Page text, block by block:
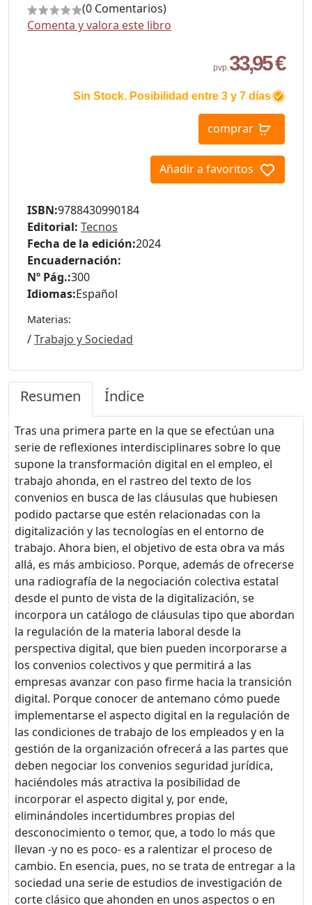
(0 Comentarios)
Comenta y valora este libro
pvp.33,95 €
Sin Stock. Posibilidad entre 3 y 7 días
comprar
Añadir a favoritos
ISBN:9788430990184
Editorial: Tecnos
Fecha de la edición:2024
Encuadernación:
Nº Pág.:300
Idiomas:Español
Materias:
/Trabajo y Sociedad
Resumen Índice
Tras una primera parte en la que se efectúan una
serie de reflexiones interdisciplinares sobre lo que
supone la transformación digital en el empleo, el
trabajo ahonda, en el rastreo del texto de los
convenios en busca de las cláusulas que hubiesen
podido pactarse que estén relacionadas con la
digitalización y las tecnologías en el entorno de
trabajo. Ahora bien, el objetivo de esta obra va más
allá, es más ambicioso. Porque, además de ofrecerse
una radiografía de la negociación colectiva estatal
desde el punto de vista de la digitalización, se
incorpora un catálogo de cláusulas tipo que abordan
la regulación de la materia laboral desde la
perspectiva digital, que bien pueden incorporarse a
los convenios colectivos y que permitirá a las
empresas avanzar con paso firme hacia la transición
digital. Porque conocer de antemano cómo puede
implementarse el aspecto digital en la regulación de
las condiciones de trabajo de los empleados y en la
gestión de la organización ofrecerá a las partes que
deben negociar los convenios seguridad jurídica,
haciéndoles más atractiva la posibilidad de
incorporar el aspecto digital y, por ende,
eliminándoles incertidumbres propias del
desconocimiento o temor, que, a todo lo más que
llevan -y no es poco- es a ralentizar el proceso de
cambio. En esencia, pues, no se trata de entregar a la
sociedad una serie de estudios de investigación de
corte clásico que ahonden en unos aspectos o en